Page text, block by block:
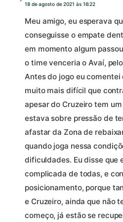
18 de agosto de 2021 às 16:22
Meu amigo, eu esperava
conseguisse o empate
em momento algum
o time venceria o Avaí,
Antes do jogo eu comentei
muito mais difícil que
apesar do Cruzeiro tem
estava sobre pressão de
afastar da Zona de
quando joga nessa
dificuldades. Eu disse que
complicada de todas, e
posicionamento, porque
e Cruzeiro, ainda que não
começo, já estão se